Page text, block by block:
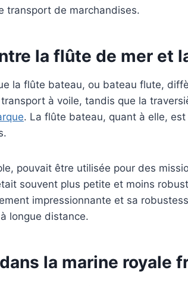
transport de marchandises.
la flûte de mer et
la flûte bateau, ou bateau flute,
à voile, tandis que la
. La flûte bateau, quant à elle,
pouvait être utilisée pour des
souvent plus petite et moins
impressionnante et sa
longue distance.
la marine royale